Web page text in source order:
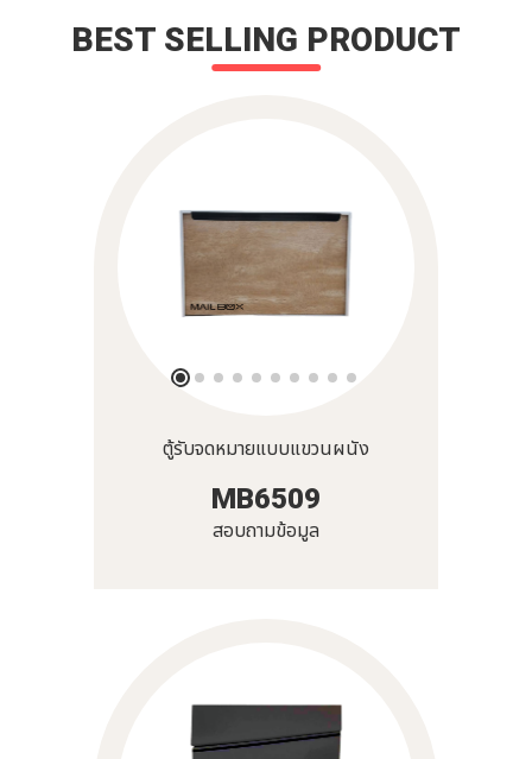
BEST SELLING PRODUCT
ตู้รับจดหมายแบบแขวนผนัง
MB6509
สอบถามข้อมูล